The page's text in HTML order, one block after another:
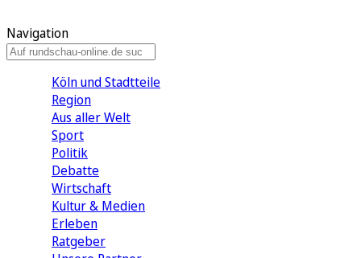
Navigation
Köln und Stadtteile
Region
Aus aller Welt
Sport
Politik
Debatte
Wirtschaft
Kultur & Medien
Erleben
Ratgeber